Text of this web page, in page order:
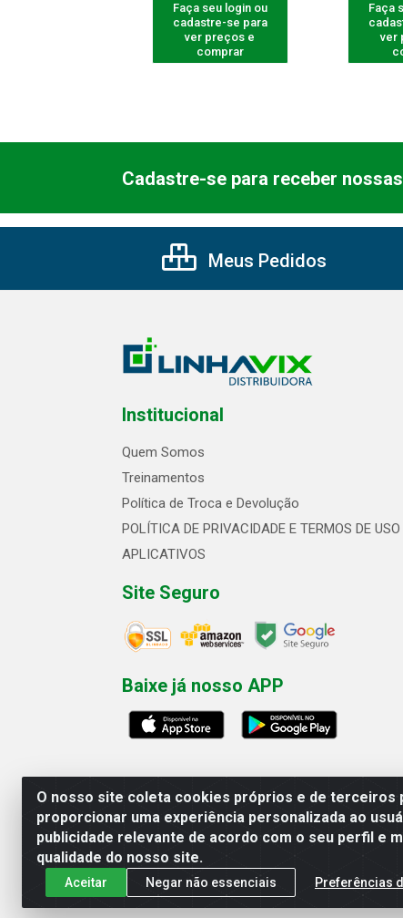
Faça seu login ou
cadastre-se para
ver preços e
comprar
Faça
ver
O nosso site coleta cookies próprios e de terceiros
proporcionar uma experiência personalizada ao
publicidade relevante de acordo com o seu perfil e
qualidade do nosso site.
Aceitar Negar não essenciais Preferências
Cadastre-se para receber
Meus Pedidos
Institucional
Quem Somos
Treinamentos
Política de Troca e Devolução
POLÍTICA DE PRIVACIDADE E TERMOS DE USO
APLICATIVOS
Site Seguro
Baixe já nosso APP
Linhavix Distribuidora LTDA -